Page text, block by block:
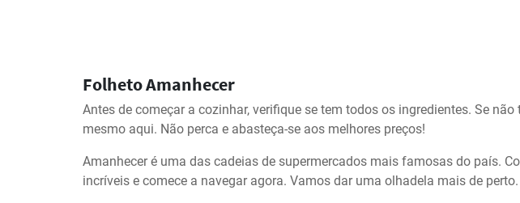
Folheto Amanhecer
Antes de começar a cozinhar, verifique se tem todos os ingredientes. Se
mesmo aqui. Não perca e abasteça-se aos melhores preços!
Amanhecer é uma das cadeias de supermercados mais famosas do país.
incríveis e comece a navegar agora. Vamos dar uma olhadela mais de